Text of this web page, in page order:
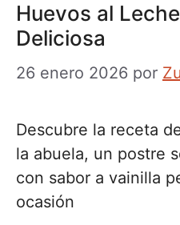
Huevos al
Deliciosa
26 enero 2026 por
Descubre la receta
la abuela, un postre
con sabor a vainilla
ocasión